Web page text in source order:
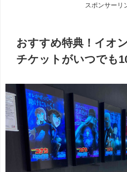
スポンサーリ
おすすめ特典！イオ
チケットがいつでも